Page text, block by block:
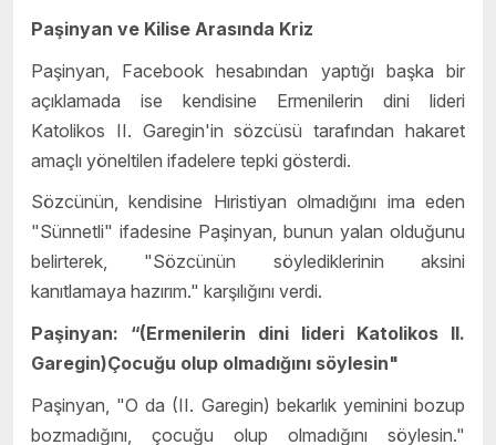
Paşinyan ve Kilise Arasında Kriz
Paşinyan, Facebook hesabından yaptığı başka bir
açıklamada ise kendisine Ermenilerin dini lideri
Katolikos II. Garegin'in sözcüsü tarafından hakaret
amaçlı yöneltilen ifadelere tepki gösterdi.
Sözcünün, kendisine Hıristiyan olmadığını ima eden
"Sünnetli" ifadesine Paşinyan, bunun yalan olduğunu
belirterek, "Sözcünün söylediklerinin aksini
kanıtlamaya hazırım." karşılığını verdi.
Paşinyan: “(Ermenilerin dini lideri Katolikos II.
Garegin)Çocuğu olup olmadığını söylesin"
Paşinyan, "O da (II. Garegin) bekarlık yeminini bozup
bozmadığını, çocuğu olup olmadığını söylesin."